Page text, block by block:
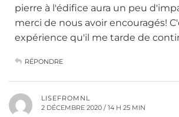
pierre à l'édifice aura un peu
merci de nous avoir encouragés!
expérience qu'il me tarde de
RÉPONDRE
LISEFROMNL
2 DÉCEMBRE 2020 / 14 H 25 MIN